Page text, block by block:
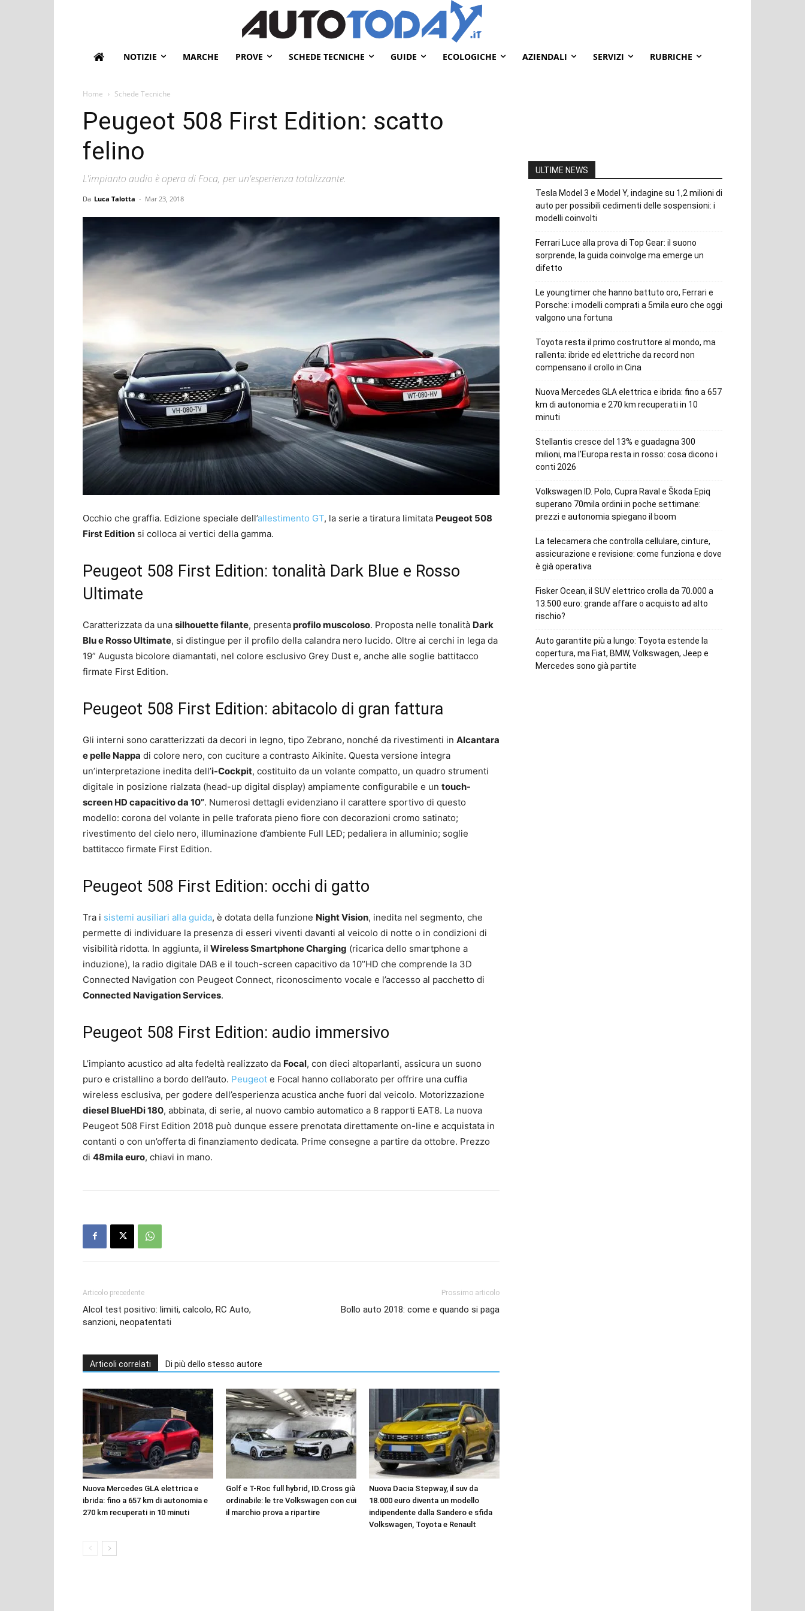
NOTIZIE MARCHE PROVE SCHEDE TECNICHE GUIDE ECOLOGICHE AZIENDALI SERVIZI RUBRICHE
Home Schede Tecniche
Peugeot 508 First Edition: scatto
felino
L'impianto audio è opera di Foca, per un'esperienza totalizzante.
Da Luca Talotta - Mar 23, 2018
Occhio che graffia. Edizione speciale dell’allestimento GT, la serie a tiratura limitata Peugeot 508
First Edition si colloca ai vertici della gamma.
Peugeot 508 First Edition: tonalità Dark Blue e Rosso
Ultimate
Caratterizzata da una silhouette filante, presentaprofilo muscoloso. Proposta nelle tonalità Dark
Blu e Rosso Ultimate, si distingue per il profilo della calandra nero lucido. Oltre ai cerchi in lega da
19” Augusta bicolore diamantati, nel colore esclusivo Grey Dust e, anche alle soglie battitacco
firmate First Edition.
Peugeot 508 First Edition: abitacolo di gran fattura
Gli interni sono caratterizzati da decori in legno, tipo Zebrano, nonché da rivestimenti in Alcantara
e pelle Nappa di colore nero, con cuciture a contrasto Aikinite. Questa versione integra
un’interpretazione inedita dell’i-Cockpit, costituito da un volante compatto, un quadro strumenti
digitale in posizione rialzata (head-up digital display) ampiamente configurabile e un touch-
screen HD capacitivo da 10”. Numerosi dettagli evidenziano il carattere sportivo di questo
modello: corona del volante in pelle traforata pieno fiore con decorazioni cromo satinato;
rivestimento del cielo nero, illuminazione d’ambiente Full LED; pedaliera in alluminio; soglie
battitacco firmate First Edition.
Peugeot 508 First Edition: occhi di gatto
Tra i sistemi ausiliari alla guida, è dotata della funzione Night Vision, inedita nel segmento, che
permette di individuare la presenza di esseri viventi davanti al veicolo di notte o in condizioni di
visibilità ridotta. In aggiunta, il Wireless Smartphone Charging (ricarica dello smartphone a
induzione), la radio digitale DAB e il touch-screen capacitivo da 10’’HD che comprende la 3D
Connected Navigation con Peugeot Connect, riconoscimento vocale e l’accesso al pacchetto di
Connected Navigation Services.
Peugeot 508 First Edition: audio immersivo
L’impianto acustico ad alta fedeltà realizzato da Focal, con dieci altoparlanti, assicura un suono
puro e cristallino a bordo dell’auto. Peugeot e Focal hanno collaborato per offrire una cuffia
wireless esclusiva, per godere dell’esperienza acustica anche fuori dal veicolo. Motorizzazione
diesel BlueHDi 180, abbinata, di serie, al nuovo cambio automatico a 8 rapporti EAT8. La nuova
Peugeot 508 First Edition 2018 può dunque essere prenotata direttamente on-line e acquistata in
contanti o con un’offerta di finanziamento dedicata. Prime consegne a partire da ottobre. Prezzo
di 48mila euro, chiavi in mano.
Articolo precedente
Alcol test positivo: limiti, calcolo, RC Auto,
sanzioni, neopatentati
Prossimo articolo
Bollo auto 2018: come e quando si paga
Articoli correlati Di più dello stesso autore
Nuova Mercedes GLA elettrica e
ibrida: fino a 657 km di autonomia e
270 km recuperati in 10 minuti
Golf e T-Roc full hybrid, ID.Cross già
ordinabile: le tre Volkswagen con cui
il marchio prova a ripartire
Nuova Dacia Stepway, il suv da
18.000 euro diventa un modello
indipendente dalla Sandero e sfida
Volkswagen, Toyota e Renault
ULTIME NEWS
Tesla Model 3 e Model Y, indagine su 1,2 milioni di
auto per possibili cedimenti delle sospensioni: i
modelli coinvolti
Ferrari Luce alla prova di Top Gear: il suono
sorprende, la guida coinvolge ma emerge un
difetto
Le youngtimer che hanno battuto oro, Ferrari e
Porsche: i modelli comprati a 5mila euro che oggi
valgono una fortuna
Toyota resta il primo costruttore al mondo, ma
rallenta: ibride ed elettriche da record non
compensano il crollo in Cina
Nuova Mercedes GLA elettrica e ibrida: fino a 657
km di autonomia e 270 km recuperati in 10
minuti
Stellantis cresce del 13% e guadagna 300
milioni, ma l’Europa resta in rosso: cosa dicono i
conti 2026
Volkswagen ID. Polo, Cupra Raval e Škoda Epiq
superano 70mila ordini in poche settimane:
prezzi e autonomia spiegano il boom
La telecamera che controlla cellulare, cinture,
assicurazione e revisione: come funziona e dove
è già operativa
Fisker Ocean, il SUV elettrico crolla da 70.000 a
13.500 euro: grande affare o acquisto ad alto
rischio?
Auto garantite più a lungo: Toyota estende la
copertura, ma Fiat, BMW, Volkswagen, Jeep e
Mercedes sono già partite